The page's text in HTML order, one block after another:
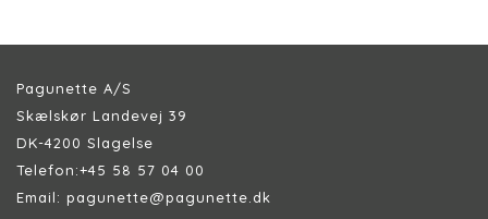
Pagunette A/S
Skælskør Landevej 39
DK-4200 Slagelse
Telefon:+45 58 57 04 00
Email: pagunette@pagunette.dk